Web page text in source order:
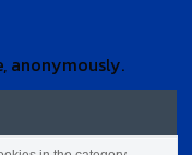
anonymously.